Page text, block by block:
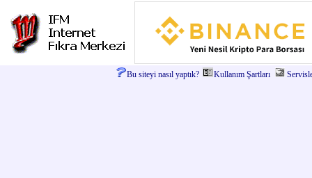
Bu siteyi nasıl yaptık? Kullanım Şartları